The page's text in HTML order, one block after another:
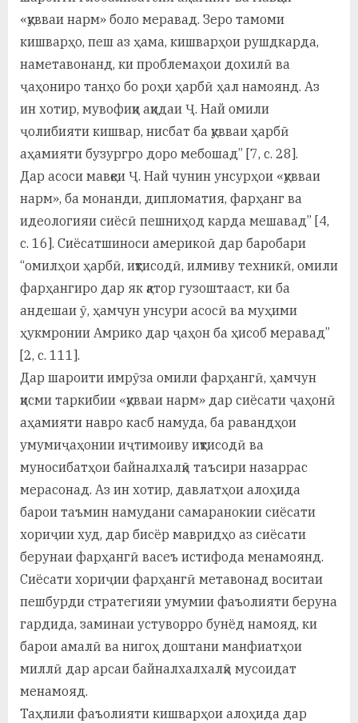
«қувваи нарм» боло меравад. Зеро тамоми
кишварҳо, пеш аз ҳама, кишварҳои рушдкарда,
наметавонанд, ки проблемаҳои дохилӣ ва
ҷаҳониро танҳо бо роҳи ҳарбӣ ҳал намоянд. Аз
ин хотир, мувофиқи ақидаи Ҷ. Най омили
ҷолибияти кишвар, нисбат ба қувваи ҳарбӣ
аҳамияти бузургро доро мебошад” [7, с. 28].
Дар асоси мавқеи Ҷ. Най чунин унсурҳои «қувваи
нарм», ба монанди, дипломатия, фарҳанг ва
идеологияи сиёсӣ пешниҳод карда мешавад” [4,
с. 16]. Сиёсатшиноси америкоӣ дар баробари
“омилҳои ҳарбӣ, иқтисодӣ, илмиву техникӣ, омили
фарҳангиро дар як қатор гузоштааст, ки ба
андешаи ӯ, ҳамчун унсури асосӣ ва муҳими
ҳукмронии Амрико дар ҷаҳон ба ҳисоб меравад”
[2, с. 111].
Дар шароити имрӯза омили фарҳангӣ, ҳамчун
қисми таркибии «қувваи нарм» дар сиёсати ҷаҳонӣ
аҳамияти навро касб намуда, ба равандҳои
умумиҷаҳонии иҷтимоиву иқтисодӣ ва
муносибатҳои байналхалқӣ таъсири назаррас
мерасонад. Аз ин хотир, давлатҳои алоҳида
барои таъмин намудани самаранокии сиёсати
хориҷии худ, дар бисёр мавридҳо аз сиёсати
берунаи фарҳангӣ васеъ истифода менамоянд.
Сиёсати хориҷии фарҳангӣ метавонад воситаи
пешбурди стратегияи умумии фаъолияти беруна
гардида, заминаи устуворро бунёд намояд, ки
барои амалӣ ва нигоҳ доштани манфиатҳои
миллӣ дар арсаи байналхалхалқӣ мусоидат
менамояд.
Таҳлили фаъолияти кишварҳои алоҳида дар